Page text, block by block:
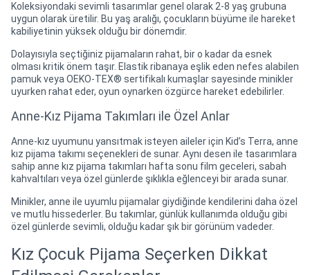
Koleksiyondaki sevimli tasarımlar genel olarak 2-8 yaş grubuna
uygun olarak üretilir. Bu yaş aralığı, çocukların büyüme ile hareket
kabiliyetinin yüksek olduğu bir dönemdir.
Dolayısıyla seçtiğiniz pijamaların rahat, bir o kadar da esnek
olması kritik önem taşır. Elastik ribanaya eşlik eden nefes alabilen
pamuk veya OEKO-TEX® sertifikalı kumaşlar sayesinde minikler
uyurken rahat eder, oyun oynarken özgürce hareket edebilirler.
Anne-Kız Pijama Takımları ile Özel Anlar
Anne-kız uyumunu yansıtmak isteyen aileler için Kid’s Terra, anne
kız pijama takımı seçenekleri de sunar. Aynı desen ile tasarımlara
sahip anne kız pijama takımları hafta sonu film geceleri, sabah
kahvaltıları veya özel günlerde şıklıkla eğlenceyi bir arada sunar.
Minikler, anne ile uyumlu pijamalar giydiğinde kendilerini daha özel
ve mutlu hissederler. Bu takımlar, günlük kullanımda olduğu gibi
özel günlerde sevimli, olduğu kadar şık bir görünüm vadeder.
Kız Çocuk Pijama Seçerken Dikkat